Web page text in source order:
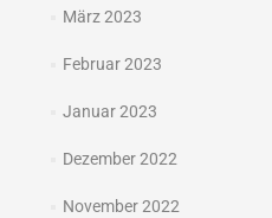
März 2023
Februar 2023
Januar 2023
Dezember 2022
November 2022